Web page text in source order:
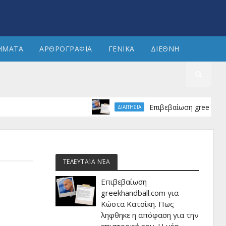
ΑΡΘΡΟΓΡΑΦΙΑ ΓΕΝΙΚΑ ΔΙΕΘΝΗ
ΔΙΑΙΤΗΣΙΑ Επιβεβαίωση
ΤΕΛΕΥΤΑΊΑ ΝΈΑ
Επιβεβαίωση
greekhandball.com για
Κώστα Κατσίκη. Πως
ληφθηκε η απόφαση για την